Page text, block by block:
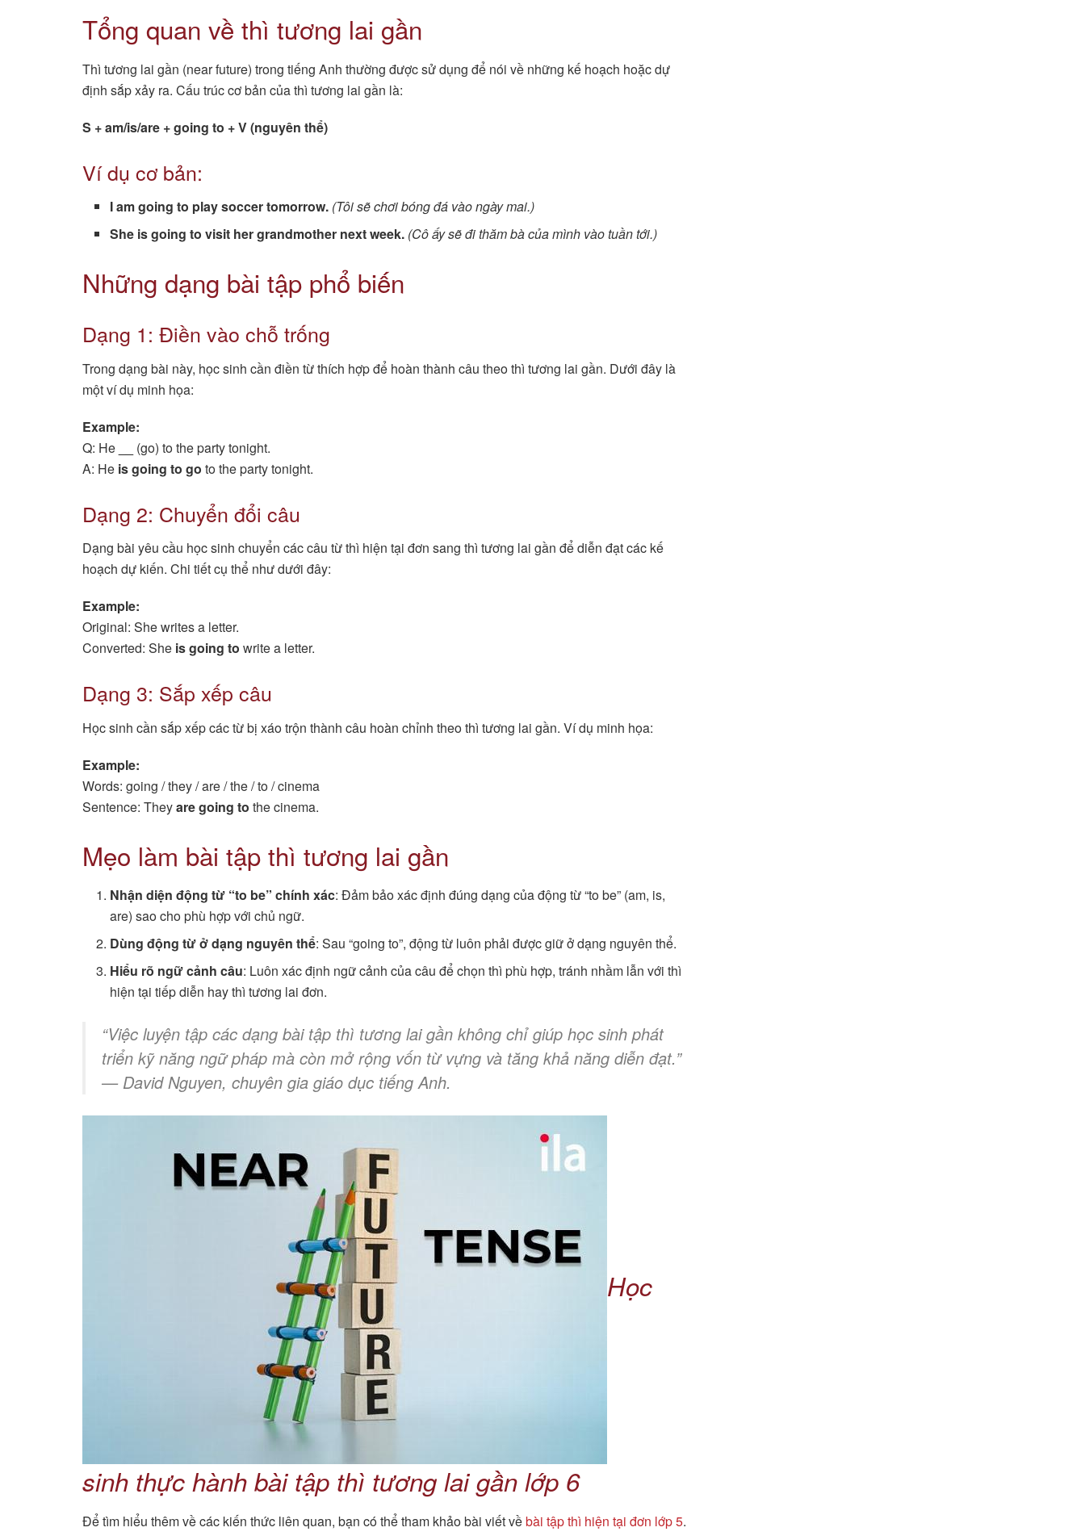
Tổng quan về thì tương lai gần
Thì tương lai gần (near future) trong tiếng Anh thường được sử dụng để nói về những kế hoạch hoặc dự
định sắp xảy ra. Cấu trúc cơ bản của thì tương lai gần là:
S + am/is/are + going to + V (nguyên thể)
Ví dụ cơ bản:
I am going to play soccer tomorrow. (Tôi sẽ chơi bóng đá vào ngày mai.)
She is going to visit her grandmother next week. (Cô ấy sẽ đi thăm bà của mình vào tuần tới.)
Những dạng bài tập phổ biến
Dạng 1: Điền vào chỗ trống
Trong dạng bài này, học sinh cần điền từ thích hợp để hoàn thành câu theo thì tương lai gần. Dưới đây là
một ví dụ minh họa:
Example:
Q: He
(go) to the party tonight.
A: He is going to go to the party tonight.
Dạng 2: Chuyển đổi câu
Dạng bài yêu cầu học sinh chuyển các câu từ thì hiện tại đơn sang thì tương lai gần để diễn đạt các kế
hoạch dự kiến. Chi tiết cụ thể như dưới đây:
Example:
Original: She writes a letter.
Converted: She is going to write a letter.
Dạng 3: Sắp xếp câu
Học sinh cần sắp xếp các từ bị xáo trộn thành câu hoàn chỉnh theo thì tương lai gần. Ví dụ minh họa:
Example:
Words: going / they / are / the / to / cinema
Sentence: Theyare going to the cinema.
Mẹo làm bài tập thì tương lai gần
Nhận diện động từ “to be” chính xác: Đảm bảo xác định đúng dạng của động từ “to be” (am, is,
are) sao cho phù hợp với chủ ngữ.
Dùng động từ ở dạng nguyên thể: Sau “going to”, động từ luôn phải được giữ ở dạng nguyên thể.
Hiểu rõ ngữ cảnh câu: Luôn xác định ngữ cảnh của câu để chọn thì phù hợp, tránh nhầm lẫn với thì
hiện tại tiếp diễn hay thì tương lai đơn.
“Việc luyện tập các dạng bài tập thì tương lai gần không chỉ giúp học sinh phát
triển kỹ năng ngữ pháp mà còn mở rộng vốn từ vựng và tăng khả năng diễn đạt.”
— David Nguyen, chuyên gia giáo dục tiếng Anh.
Học
sinh thực hành bài tập thì tương lai gần lớp 6
Để tìm hiểu thêm về các kiến thức liên quan, bạn có thể tham khảo bài viết vềbài tập thì hiện tại đơn lớp 5.